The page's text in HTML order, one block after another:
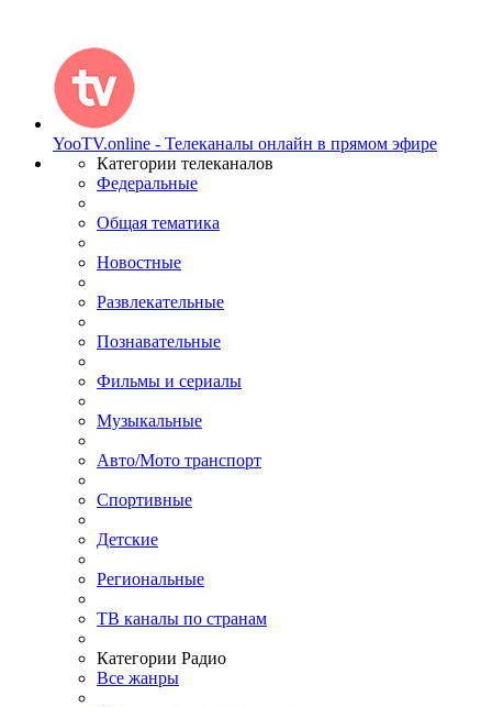
YooTV.online - Телеканалы онлайн в прямом эфире
Категории телеканалов
Федеральные
Общая тематика
Новостные
Развлекательные
Познавательные
Фильмы и сериалы
Музыкальные
Авто/Мото транспорт
Спортивные
Детские
Региональные
ТВ каналы по странам
Категории Радио
Все жанры